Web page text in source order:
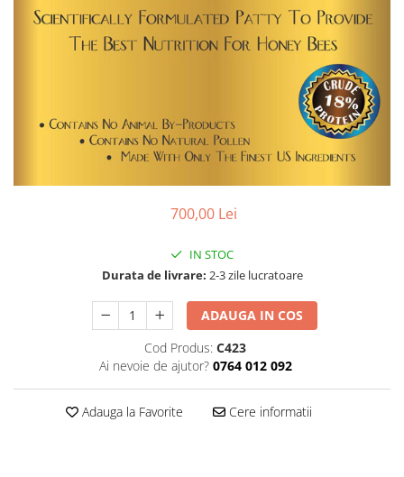
Vopsea/intretinere stupi
700,00 Lei
IN STOC
Durata de livrare: 2-3 zile lucratoare
ADAUGA IN COS
Cod Produs: C423
Ai nevoie de ajutor? 0764 012 092
Adauga la Favorite Cere informatii